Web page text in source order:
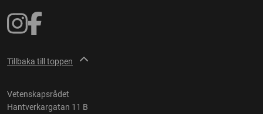
Tillbaka till toppen
Vetenskapsrådet
Hantverkargatan 11 B